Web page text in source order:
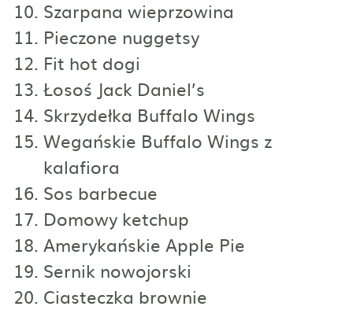
Szarpana wieprzowina
Pieczone nuggetsy
Fit hot dogi
Łosoś Jack Daniel’s
Skrzydełka Buffalo Wings
Wegańskie Buffalo Wings z
kalafiora
Sos barbecue
Domowy ketchup
Amerykańskie Apple Pie
Sernik nowojorski
Ciasteczka brownie